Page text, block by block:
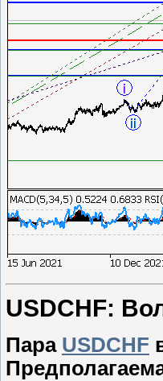
USDCHF:
Пара USDCHF